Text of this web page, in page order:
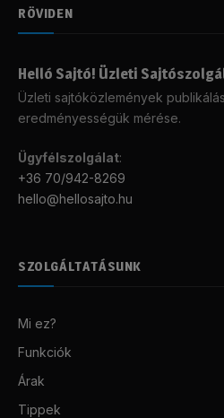
RÖVIDEN
Helló Sajtó! Üzleti
Üzleti sajtóközlemények
eredményességük mérése.
Ügyfélszolgálat:
+36 70/942-8269
hello@hellosajto.hu
SZOLGÁLTATÁSUNK
Mi ez?
Funkciók
Árak
Tippek